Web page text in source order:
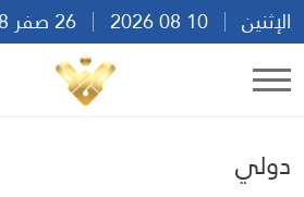
الإثنين
دولي